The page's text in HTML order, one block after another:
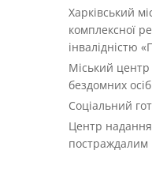
Харківський
комплексної
інвалідністю
Міський центр
бездомних осіб
Соціальний
Центр
постраждалим